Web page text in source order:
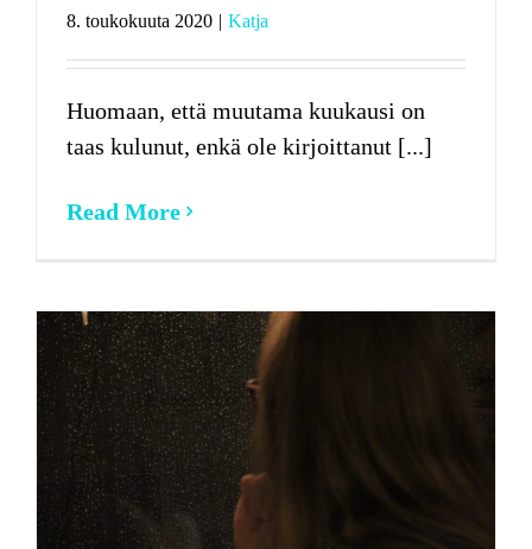
8. toukokuuta 2020 | Katja
Huomaan, että muutama kuukausi on
taas kulunut, enkä ole kirjoittanut [...]
Read More